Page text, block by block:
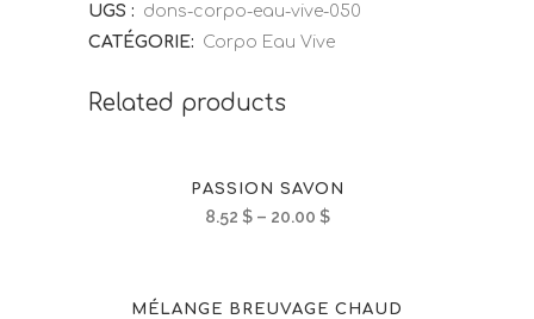
UGS : dons-corpo-eau-vive-050
CATÉGORIE: Corpo Eau Vive
Related products
PASSION SAVON
8.52 $– 20.00 $
MÉLANGE BREUVAGE CHAUD